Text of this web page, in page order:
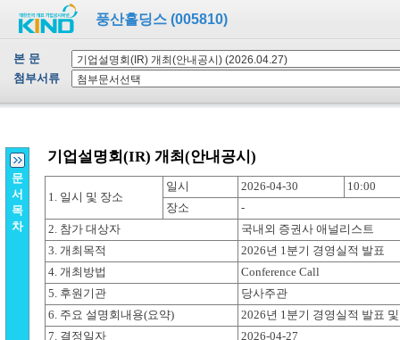
풍산홀딩스 (005810)
본 문
첨부서류
문
서
목
차